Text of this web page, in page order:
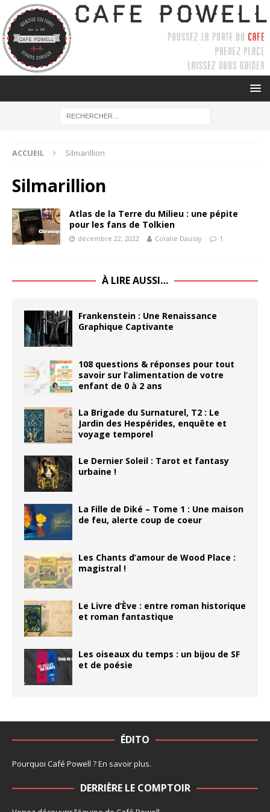
ACCUEIL Silmarillion
Silmarillion
Atlas de la Terre du Milieu : une pépite
pour les fans de Tolkien
décembre 22, 2022 Coralie Daussy 1
À LIRE AUSSI…
Frankenstein : Une Renaissance
Graphique Captivante
108 questions & réponses pour tout
savoir sur l’alimentation de votre
enfant de 0 à 2 ans
La Brigade du Surnaturel, T2 : Le
Jardin des Hespérides, enquête et
voyage temporel
Le Dernier Soleil : Tarot et fantasy
urbaine !
La Fille de Diké – Tome 1 : Une maison
de feu, alerte coup de coeur
Les Chants d’amour de Wood Place :
magistral !
Le Livre d’Ève : entre roman historique
et roman fantastique
Les oiseaux du temps : un bijou de SF
et de poésie
ÉDITO
Pourquoi Café Powell ?En savoir plus.
DERRIÈRE LE COMPTOIR